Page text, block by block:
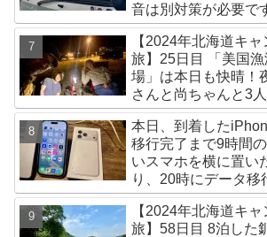
音は別対策が必要で
【2024年北海道キ
旅】25日目 「美国
場」は本日も快晴！
さんと尚ちゃんと3
みました♪
本日、到着した
移行完了まで9時間
いスマホを横に置い
り、20時にデータ移
が無事完了！午後か
ぼありません^^;
【2024年北海道キ
旅】58日目 8泊した